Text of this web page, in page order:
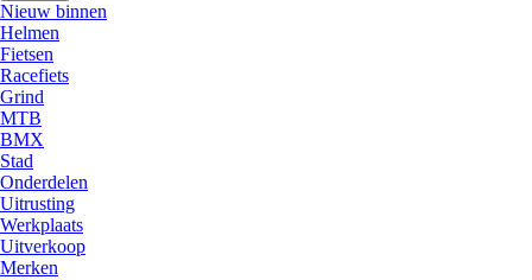
Nieuw binnen
Helmen
Fietsen
Racefiets
Grind
MTB
BMX
Stad
Onderdelen
Uitrusting
Werkplaats
Uitverkoop
Merken